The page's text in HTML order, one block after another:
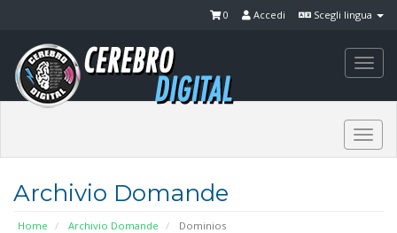
Scegli lingua
Accedi
0
Archivio Domande
Home Archivio Domande Dominios